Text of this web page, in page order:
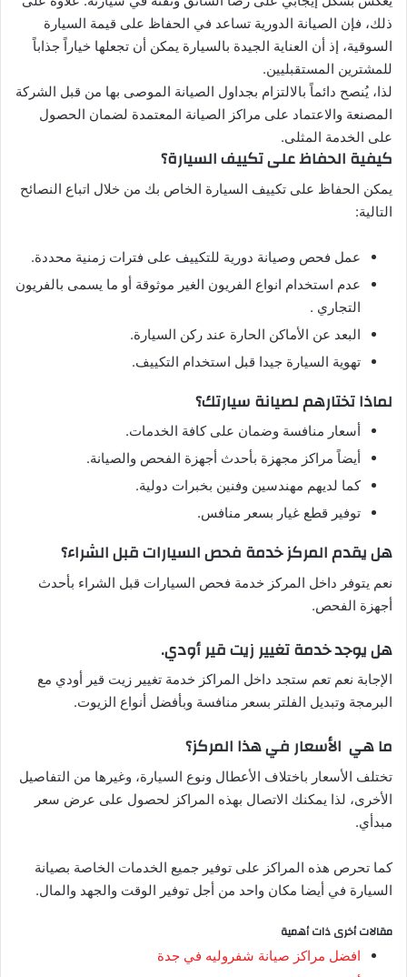
ذلك، فإن الصيانة الدورية تساعد في الحفاظ على قيمة السيارة
السوقية، إذ أن العناية الجيدة بالسيارة يمكن أن تجعلها خياراً جذاباً
للمشترين المستقبليين.
لذا، يُنصح دائماً بالالتزام بجداول الصيانة الموصى بها من قبل الشركة
المصنعة والاعتماد على مراكز الصيانة المعتمدة لضمان الحصول
على الخدمة المثلى.
كيفية الحفاظ على تكييف السيارة؟
يمكن الحفاظ على تكييف السيارة الخاص بك من خلال اتباع النصائح
التالية:
عمل فحص وصيانة دورية للتكييف على فترات زمنية محددة.
عدم استخدام انواع الفريون الغير موثوقة أو ما يسمى بالفريون
التجاري .
البعد عن الأماكن الحارة عند ركن السيارة.
تهوية السيارة جيدا قبل استخدام التكييف.
لماذا تختارهم لصيانة سيارتك؟
أسعار منافسة وضمان على كافة الخدمات.
أيضاً مراكز مجهزة بأحدث أجهزة الفحص والصيانة.
كما لديهم مهندسين وفنين بخبرات دولية.
توفير قطع غيار بسعر منافس.
هل يقدم المركز خدمة فحص السيارات قبل الشراء؟
نعم يتوفر داخل المركز خدمة فحص السيارات قبل الشراء بأحدث
أجهزة الفحص.
هل يوجد خدمة تغيير زيت قير أودي.
الإجابة نعم تعم ستجد داخل المراكز خدمة تغيير زيت قير أودي مع
البرمجة وتبديل الفلتر بسعر منافسة وبأفضل أنواع الزيوت.
ما هي الأسعار في هذا المركز؟
تختلف الأسعار باختلاف الأعطال ونوع السيارة، وغيرها من التفاصيل
الأخرى، لذا يمكنك الاتصال بهذه المراكز لحصول على عرض سعر
مبدأي.
كما تحرص هذه المراكز على توفير جميع الخدمات الخاصة بصيانة
السيارة في أيضا مكان واحد من أجل توفير الوقت والجهد والمال.
مقالات أخرى ذات أهمية
افضل مراكز صيانة شفروليه في جدة